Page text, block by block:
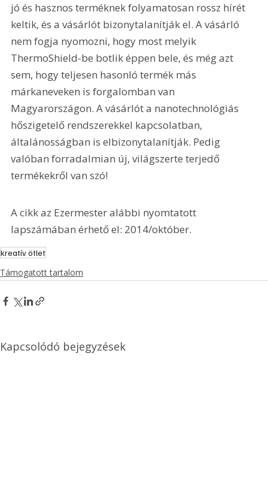
jó és hasznos terméknek folyamatosan rossz hírét
keltik, és a vásárlót bizonytalanítják el. A vásárló
nem fogja nyomozni, hogy most melyik
ThermoShield-be botlik éppen bele, és még azt
sem, hogy teljesen hasonló termék más
márkaneveken is forgalomban van
Magyarországon. A vásárlót a nanotechnológiás
hőszigetelő rendszerekkel kapcsolatban,
általánosságban is elbizonytalanítják. Pedig
valóban forradalmian új, világszerte terjedő
termékekről van szó!
A cikk az Ezermester alábbi nyomtatott
lapszámában érhető el: 2014/október.
kreatív ötlet
Támogatott tartalom
Kapcsolódó bejegyzések